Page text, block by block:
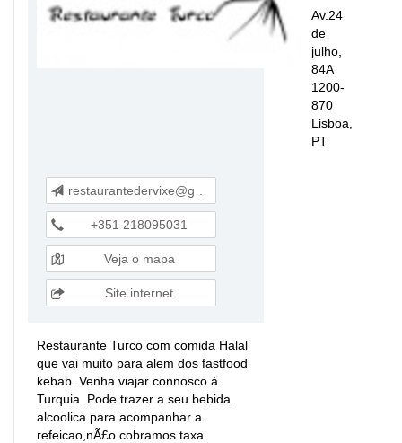
Av.24
de
julho,
84A
1200-
870
Lisboa,
PT
restaurantedervixe@gmail.com
+351 218095031
Veja o mapa
Site internet
Restaurante Turco com comida Halal
que vai muito para alem dos fastfood
kebab. Venha viajar connosco à
Turquia. Pode trazer a seu bebida
alcoolica para acompanhar a
refeicao,nÃ£o cobramos taxa.